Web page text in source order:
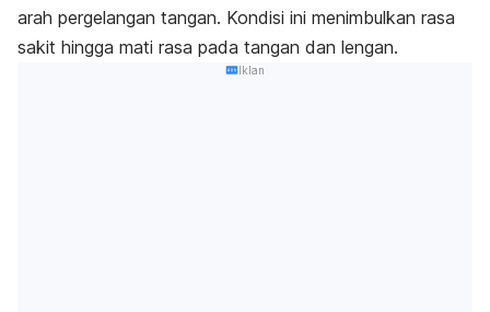
arah pergelangan tangan. Kondisi ini menimbulkan rasa
sakit hingga mati rasa pada tangan dan lengan.
Iklan